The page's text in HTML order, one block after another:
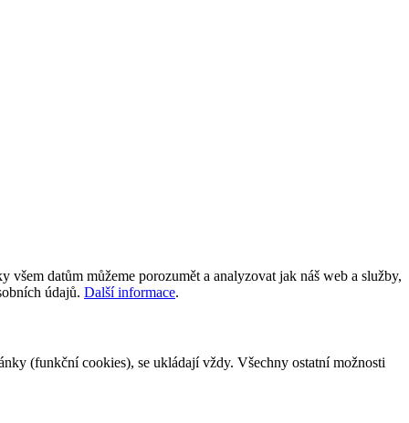
datům můžeme porozumět a analyzovat jak náš web a služby,
údajů. Další informace.
(funkční cookies), se ukládají vždy. Všechny ostatní možnosti